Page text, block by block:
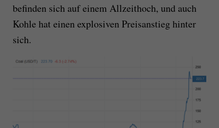
befinden sich auf einem Allzeithoch, und auch
Kohle hat einen explosiven Preisanstieg hinter
sich.